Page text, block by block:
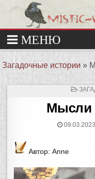
Загадочные истории»
Мысли
09.03.2023
Автор: Anne